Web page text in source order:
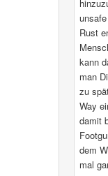
Rust
kann
man
zu
Way
damit
dem
mal